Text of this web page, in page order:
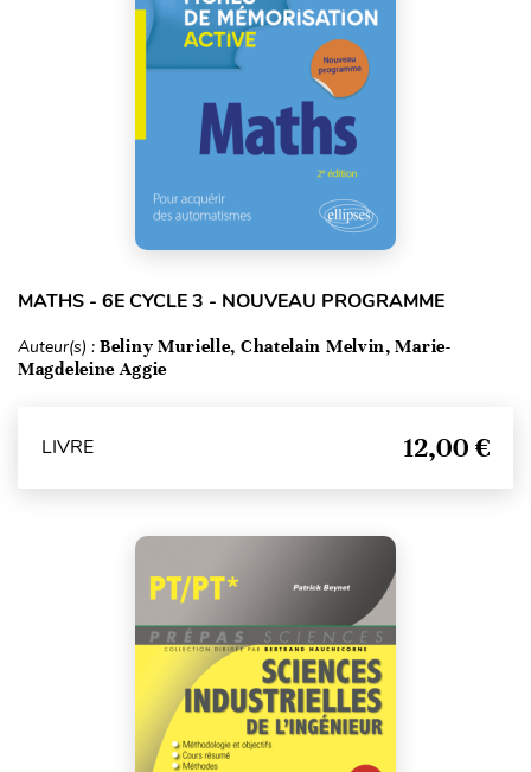
MATHS - 6E CYCLE 3 - NOUVEAU PROGRAMME
Auteur(s) : Beliny Murielle, Chatelain Melvin, Marie-
Magdeleine Aggie
LIVRE 12,00 €